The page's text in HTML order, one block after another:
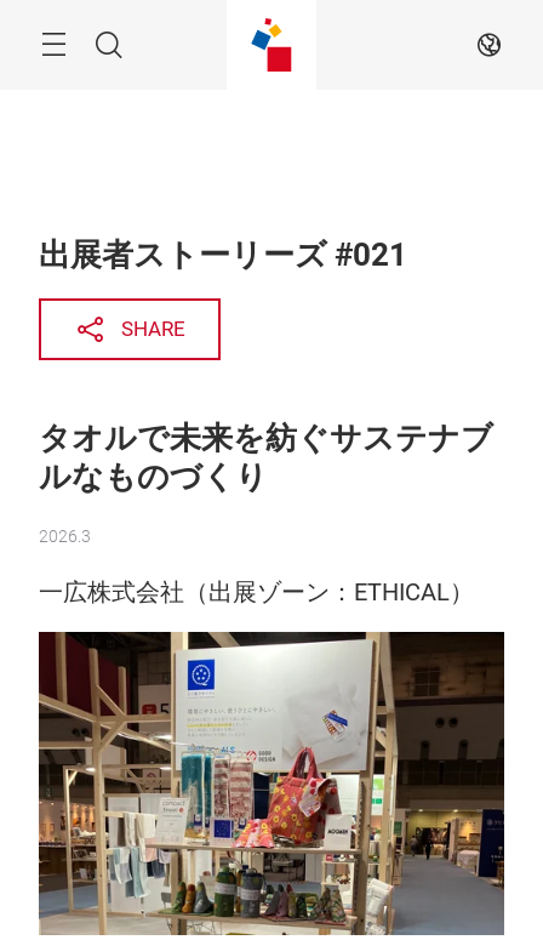
Search JA
出展者ストーリーズ #021
SHARE
タオルで未来を紡ぐサステナブ
ルなものづくり
2026.3
一広株式会社（出展ゾーン：ETHICAL）